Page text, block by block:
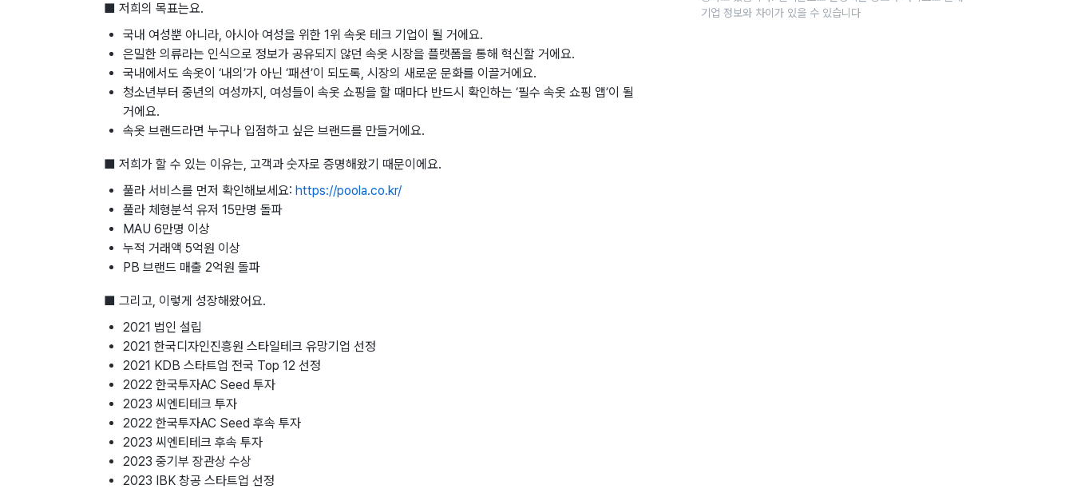
■ 저희의 목표는요.
국내 여성뿐 아니라, 아시아 여성을 위한 1위 속옷 테크 기업이 될 거에요.
은밀한 의류라는 인식으로 정보가 공유되지 않던 속옷 시장을 플랫폼을 통해 혁신할 거에요.
국내에서도 속옷이 ‘내의’가 아닌 ‘패션’이 되도록, 시장의 새로운 문화를 이끌거에요.
청소년부터 중년의 여성까지, 여성들이 속옷 쇼핑을 할 때마다 반드시 확인하는 ‘필수 속옷 쇼핑 앱’이 될
거에요.
속옷 브랜드라면 누구나 입점하고 싶은 브랜드를 만들거에요.
■ 저희가 할 수 있는 이유는, 고객과 숫자로 증명해왔기 때문이에요.
풀라 서비스를 먼저 확인해보세요: https://poola.co.kr/
풀라 체형분석 유저 15만명 돌파
MAU 6만명 이상
누적 거래액 5억원 이상
PB 브랜드 매출 2억원 돌파
■ 그리고, 이렇게 성장해왔어요.
2021 법인 설립
2021 한국디자인진흥원 스타일테크 유망기업 선정
2021 KDB 스타트업 전국 Top 12 선정
2022 한국투자AC Seed 투자
2023 씨엔티테크 투자
2022 한국투자AC Seed 후속 투자
2023 씨엔티테크 후속 투자
2023 중기부 장관상 수상
2023 IBK 창공 스타트업 선정
기업 정보와 차이가 있을 수 있습니다